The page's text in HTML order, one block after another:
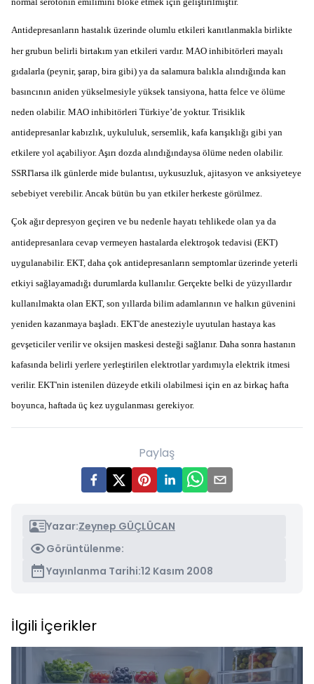
Antidepresanların hastalık üzerinde olumlu etkileri kanıtlanmakla birlikte
her grubun belirli birtakım yan etkileri vardır. MAO inhibitörleri mayalı
gıdalarla (peynir, şarap, bira gibi) ya da salamura balıkla alındığında kan
basıncının aniden yükselmesiyle yüksek tansiyona, hatta felce ve ölüme
neden olabilir. MAO inhibitörleri Türkiye’de yoktur. Trisiklik
antidepresanlar kabızlık, uykululuk, sersemlik, kafa karışıklığı gibi yan
etkilere yol açabiliyor. Aşırı dozda alındığındaysa ölüme neden olabilir.
SSRI'larsa ilk günlerde mide bulantısı, uykusuzluk, ajitasyon ve anksiyeteye
sebebiyet verebilir. Ancak bütün bu yan etkiler herkeste görülmez.
Çok ağır depresyon geçiren ve bu nedenle hayatı tehlikede olan ya da
antidepresanlara cevap vermeyen hastalarda elektroşok tedavisi (EKT)
uygulanabilir. EKT, daha çok antidepresanların semptomlar üzerinde yeterli
etkiyi sağlayamadığı durumlarda kullanılır. Gerçekte belki de yüzyıllardır
kullanılmakta olan EKT, son yıllarda bilim adamlarının ve halkın güvenini
yeniden kazanmaya başladı. EKT'de anesteziyle uyutulan hastaya kas
gevşeticiler verilir ve oksijen maskesi desteği sağlanır. Daha sonra hastanın
kafasında belirli yerlere yerleştirilen elektrotlar yardımıyla elektrik itmesi
verilir. EKT'nin istenilen düzeyde etkili olabilmesi için en az birkaç hafta
boyunca, haftada üç kez uygulanması gerekiyor.
Paylaş
Yazar:Zeynep GÜÇLÜCAN
Görüntülenme:
Yayınlanma Tarihi:12 Kasım 2008
İlgili İçerikler